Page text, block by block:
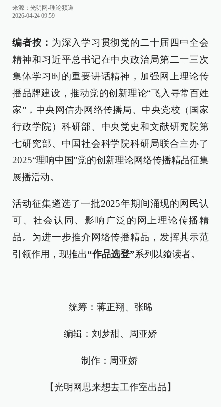
来源： 光明网-理论频道
2026-04-24 09:59
编者按： 为深入学习贯彻党的二十届四中全会
精神和习近平总书记在中央政治局第二十三次
集体学习时的重要讲话精神，加强网上理论传
播品牌建设，推动党的创新理论“飞入寻常百姓
家”，中央网信办网络传播局、中央党校（国家
行政学院）科研部、中央党史和文献研究院第
七研究部、中国社会科学院科研局联合主办了
2025“理响中国”党的创新理论网络传播精品征集
展播活动。
活动征集遴选了一批2025年期间涌现的网民认
可、社会认同、影响广泛的网上理论传播精
品。为进一步推介网络传播精品，发挥其示范
引领作用，现推出“作品选登”系列以飨读者。
统筹：蒋正翔、张晞
编辑：刘梦甜、周亚娇
制作：周亚娇
【光明网思来想去工作室出品】